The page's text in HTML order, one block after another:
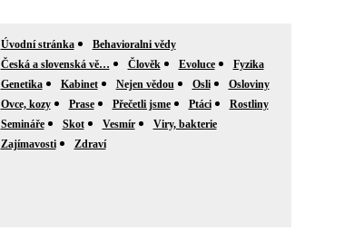
Úvodní stránka
Behavioralni vědy
Česká a slovenská vě…
Člověk Evoluce
Fyzika
Genetika
Kabinet Nejen vědou Osli
Osloviny
Ovce, kozy
Prase Přečetli jsme Ptáci
Rostliny
Semináře
Skot Vesmír
Viry, bakterie
Zajímavosti
Zdraví